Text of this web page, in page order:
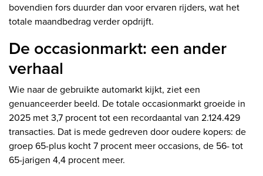
bovendien fors duurder dan voor ervaren rijders, wat het
totale maandbedrag verder opdrijft.
De occasionmarkt: een ander
verhaal
Wie naar de gebruikte automarkt kijkt, ziet een
genuanceerder beeld. De totale occasionmarkt groeide in
2025 met 3,7 procent tot een recordaantal van 2.124.429
transacties. Dat is mede gedreven door oudere kopers: de
groep 65-plus kocht 7 procent meer occasions, de 56- tot
65-jarigen 4,4 procent meer.